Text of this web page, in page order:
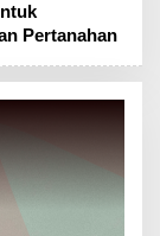
Pertanahan